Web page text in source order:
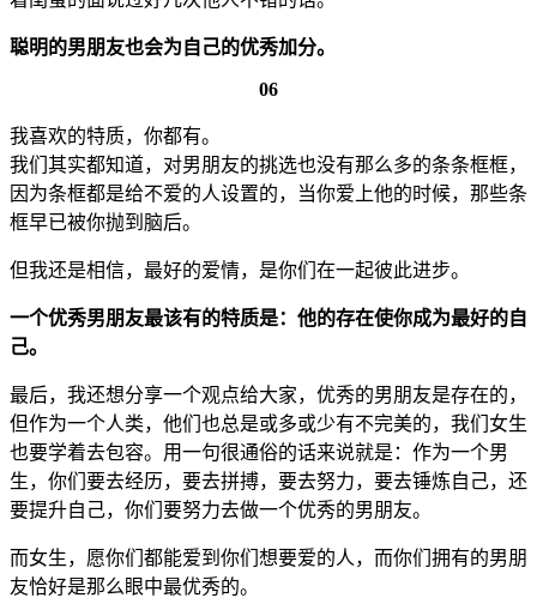
聪明的男朋友也会为自己的优秀加分。
06
我喜欢的特质，你都有。
我们其实都知道，对男朋友的挑选也没有那么多的条条框框，
因为条框都是给不爱的人设置的，当你爱上他的时候，那些条
框早已被你抛到脑后。
但我还是相信，最好的爱情，是你们在一起彼此进步。
一个优秀男朋友最该有的特质是：他的存在使你成为最好的自
己。
最后，我还想分享一个观点给大家，优秀的男朋友是存在的，
但作为一个人类，他们也总是或多或少有不完美的，我们女生
也要学着去包容。用一句很通俗的话来说就是：作为一个男
生，你们要去经历，要去拼搏，要去努力，要去锤炼自己，还
要提升自己，你们要努力去做一个优秀的男朋友。
而女生，愿你们都能爱到你们想要爱的人，而你们拥有的男朋
友恰好是那么眼中最优秀的。